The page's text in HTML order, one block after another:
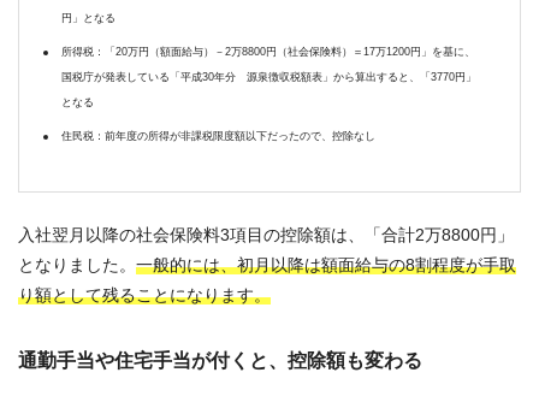
円」となる
所得税：「20万円（額面給与）－2万8800円（社会保険料）＝17万1200円」を基に、
国税庁が発表している「平成30年分 源泉徴収税額表」から算出すると、「3770円」
となる
住民税：前年度の所得が非課税限度額以下だったので、控除なし
入社翌月以降の社会保険料3項目の控除額は、「合計2万8800円」
となりました。 一般的には、初月以降は額面給与の8割程度が手取
り額として残ることになります。
通勤手当や住宅手当が付くと、控除額も変わる